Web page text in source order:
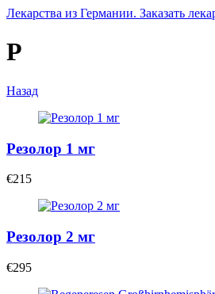
Лекарства из Германии. Заказать
Р
Назад
Резолор 1 мг
€215
Резолор 2 мг
€295